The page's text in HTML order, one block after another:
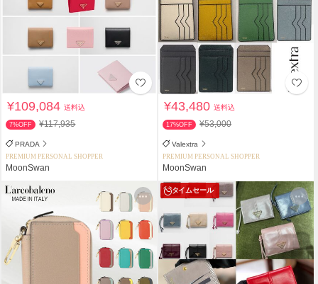
¥109,084送料込
7%OFF ¥117,935
PRADA
PREMIUM PERSONAL SHOPPER
MoonSwan
¥43,480送料込
17%OFF ¥53,000
Valextra
PREMIUM PERSONAL SHOPPER
MoonSwan
タイムセール